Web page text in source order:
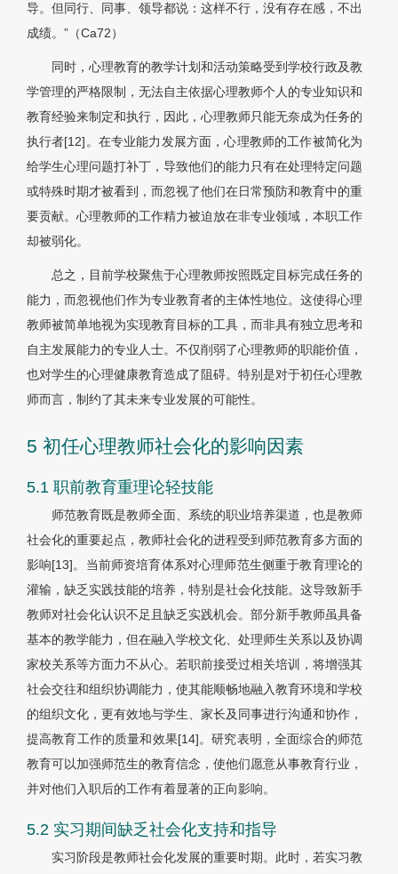
导。但同行、同事、领导都说：这样不行，没有存在感，不出
成绩。”（Ca72）
同时，心理教育的教学计划和活动策略受到学校行政及教
学管理的严格限制，无法自主依据心理教师个人的专业知识和
教育经验来制定和执行，因此，心理教师只能无奈成为任务的
执行者[12]。在专业能力发展方面，心理教师的工作被简化为
给学生心理问题打补丁，导致他们的能力只有在处理特定问题
或特殊时期才被看到，而忽视了他们在日常预防和教育中的重
要贡献。心理教师的工作精力被迫放在非专业领域，本职工作
却被弱化。
总之，目前学校聚焦于心理教师按照既定目标完成任务的
能力，而忽视他们作为专业教育者的主体性地位。这使得心理
教师被简单地视为实现教育目标的工具，而非具有独立思考和
自主发展能力的专业人士。不仅削弱了心理教师的职能价值，
也对学生的心理健康教育造成了阻碍。特别是对于初任心理教
师而言，制约了其未来专业发展的可能性。
5 初任心理教师社会化的影响因素
5.1 职前教育重理论轻技能
师范教育既是教师全面、系统的职业培养渠道，也是教师
社会化的重要起点，教师社会化的进程受到师范教育多方面的
影响[13]。当前师资培育体系对心理师范生侧重于教育理论的
灌输，缺乏实践技能的培养，特别是社会化技能。这导致新手
教师对社会化认识不足且缺乏实践机会。部分新手教师虽具备
基本的教学能力，但在融入学校文化、处理师生关系以及协调
家校关系等方面力不从心。若职前接受过相关培训，将增强其
社会交往和组织协调能力，使其能顺畅地融入教育环境和学校
的组织文化，更有效地与学生、家长及同事进行沟通和协作，
提高教育工作的质量和效果[14]。研究表明，全面综合的师范
教育可以加强师范生的教育信念，使他们愿意从事教育行业，
并对他们入职后的工作有着显著的正向影响。
5.2 实习期间缺乏社会化支持和指导
实习阶段是教师社会化发展的重要时期。此时，若实习教